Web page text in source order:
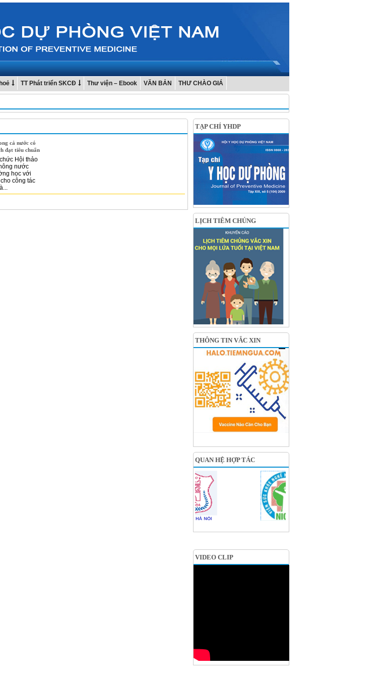
TT Phát triển SKCĐ Thư viện – Ebook VĂN BẢN THƯ CHÀO GIÁ
cả nước có
đạt tiêu chuẩn
Hội thảo
nước
học với
công tác
TẠP CHÍ YHDP
LỊCH TIÊM CHỦNG
THÔNG TIN VẮC XIN
QUAN HỆ HỢP TÁC
VIDEO CLIP